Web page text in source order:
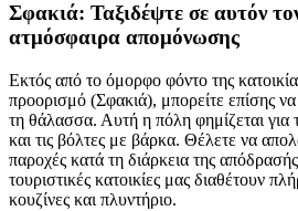
Σφακιά: Ταξιδέψτε σε αυτόν
ατμόσφαιρα απομόνωσης
Εκτός από το όμορφο φόντο της
προορισμό (Σφακιά), μπορείτε επίσης
τη θάλασσα. Αυτή η πόλη φημίζεται
και τις βόλτες με βάρκα. Θέλετε να
παροχές κατά τη διάρκεια της
τουριστικές κατοικίες μας διαθέτουν
κουζίνες και πλυντήριο.